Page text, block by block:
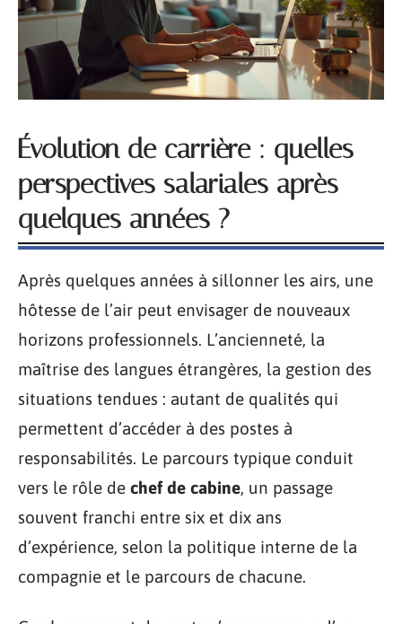
Évolution de carrière : quelles
perspectives salariales après
quelques années ?
Après quelques années à sillonner les airs, une
hôtesse de l’air peut envisager de nouveaux
horizons professionnels. L’ancienneté, la
maîtrise des langues étrangères, la gestion des
situations tendues : autant de qualités qui
permettent d’accéder à des postes à
responsabilités. Le parcours typique conduit
vers le rôle de chef de cabine, un passage
souvent franchi entre six et dix ans
d’expérience, selon la politique interne de la
compagnie et le parcours de chacune.